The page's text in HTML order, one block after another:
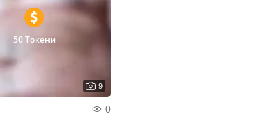
50 Токени
9
0